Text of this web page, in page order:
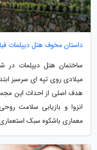
داستان مخوف هتل دیپلمات
ساختمان هتل دیپلمات در
میلادی روی تپه ای سرسبز
هدف اصلی از احداث این
انزوا و بازیابی سلامت
معماری باشکوه سبک